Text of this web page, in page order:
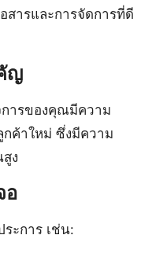
สารและการจัดการที่ดี
ญ
การของคุณมีความ
ค้าใหม่ ซึ่งมีความ
ง
อ
ะการ เช่น: